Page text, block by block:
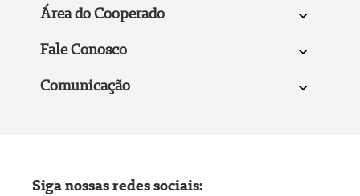
Área do Cooperado
Fale Conosco
Comunicação
Siga nossas redes sociais: